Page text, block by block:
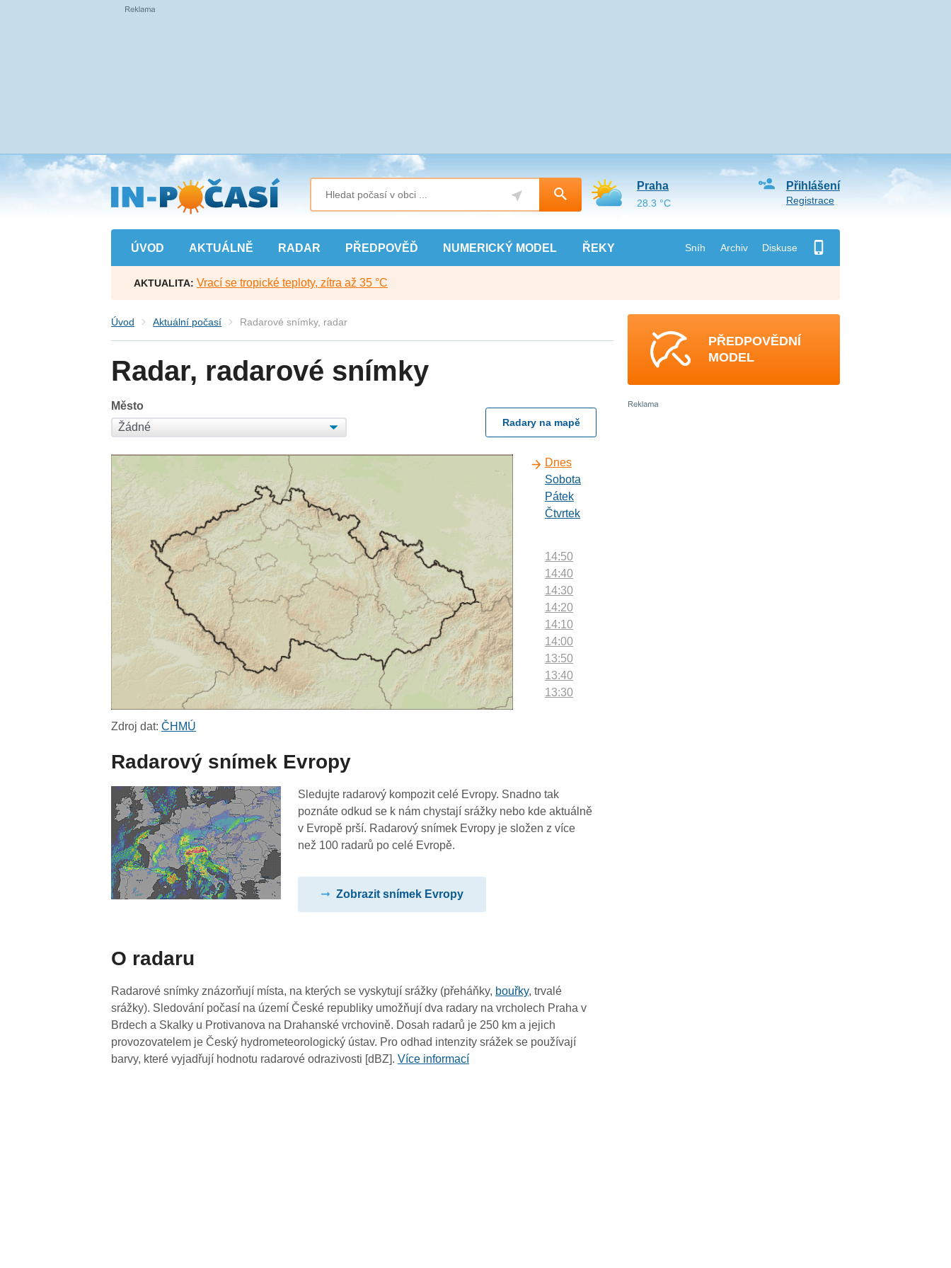
Přejít
na
hlavní
obsah
ÚVOD AKTUÁLNĚ RADAR PŘEDPOVĚĎ NUMERICKÝ MODEL ŘEKY Sníh Archiv Diskuse
Přihlášení
Registrace
Praha
28.3 °C
AKTUALITA: Vrací se tropické teploty, zítra až 35 °C
Úvod Aktuální počasí Radarové snímky, radar
Radar, radarové snímky
Město
Radary na mapě
Dnes
Sobota
Pátek
Čtvrtek
14:50
14:40
14:30
14:20
14:10
14:00
13:50
13:40
13:30
12:30
12:20
12:10
10:30
10:20
10:10
10:00
Zdroj dat:ČHMÚ
Radarový snímek Evropy
Sledujte radarový kompozit celé Evropy. Snadno tak
poznáte odkud se k nám chystají srážky nebo kde aktuálně
v Evropě prší. Radarový snímek Evropy je složen z více
než 100 radarů po celé Evropě.
Zobrazit snímek Evropy
O radaru
Radarové snímky znázorňují místa, na kterých se vyskytují srážky (přeháňky, bouřky, trvalé
srážky). Sledování počasí na území České republiky umožňují dva radary na vrcholech Praha v
Brdech a Skalky u Protivanova na Drahanské vrchovině. Dosah radarů je 250 km a jejich
provozovatelem je Český hydrometeorologický ústav. Pro odhad intenzity srážek se používají
barvy, které vyjadřují hodnotu radarové odrazivosti [dBZ].Více informací
PŘEDPOVĚDNÍ
MODEL